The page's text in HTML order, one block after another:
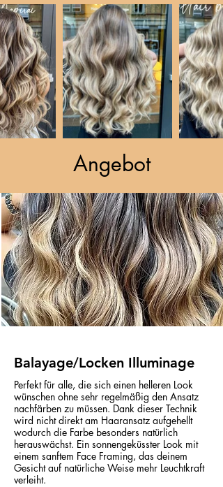
Angebot
Balayage/Locken Illuminage
Perfekt für alle, die sich einen helleren Look
wünschen ohne sehr regelmäßig den Ansatz
nachfärben zu müssen. Dank dieser Technik
wird nicht direkt am Haaransatz aufgehellt
wodurch die Farbe besonders natürlich
herauswächst. Ein sonnengeküsster Look mit
einem sanftem Face Framing, das deinem
Gesicht auf natürliche Weise mehr Leuchtkraft
verleiht.